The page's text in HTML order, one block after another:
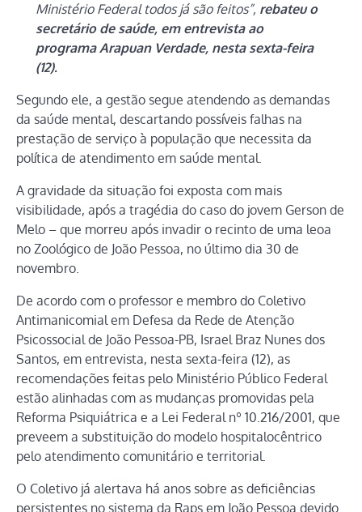
Ministério Federal todos já são feitos”, rebateu o
secretário de saúde, em entrevista ao
programa Arapuan Verdade, nesta sexta-feira
(12).
Segundo ele, a gestão segue atendendo as demandas
da saúde mental, descartando possíveis falhas na
prestação de serviço à população que necessita da
política de atendimento em saúde mental.
A gravidade da situação foi exposta com mais
visibilidade, após a tragédia do caso do jovem Gerson de
Melo – que morreu após invadir o recinto de uma leoa
no Zoológico de João Pessoa, no último dia 30 de
novembro.
De acordo com o professor e membro do Coletivo
Antimanicomial em Defesa da Rede de Atenção
Psicossocial de João Pessoa-PB, Israel Braz Nunes dos
Santos, em entrevista, nesta sexta-feira (12), as
recomendações feitas pelo Ministério Público Federal
estão alinhadas com as mudanças promovidas pela
Reforma Psiquiátrica e a Lei Federal nº 10.216/2001, que
preveem a substituição do modelo hospitalocêntrico
pelo atendimento comunitário e territorial.
O Coletivo já alertava há anos sobre as deficiências
persistentes no sistema da Raps em João Pessoa devido